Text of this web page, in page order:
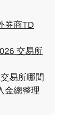
券商TD
交易所
易所哪間
金總整理